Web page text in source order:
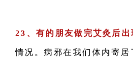
23、有的朋友做完艾灸后出
情况。病邪在我们体内寄